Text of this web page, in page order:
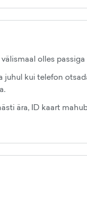
olles
juhul kui telefon
ära, ID kaart